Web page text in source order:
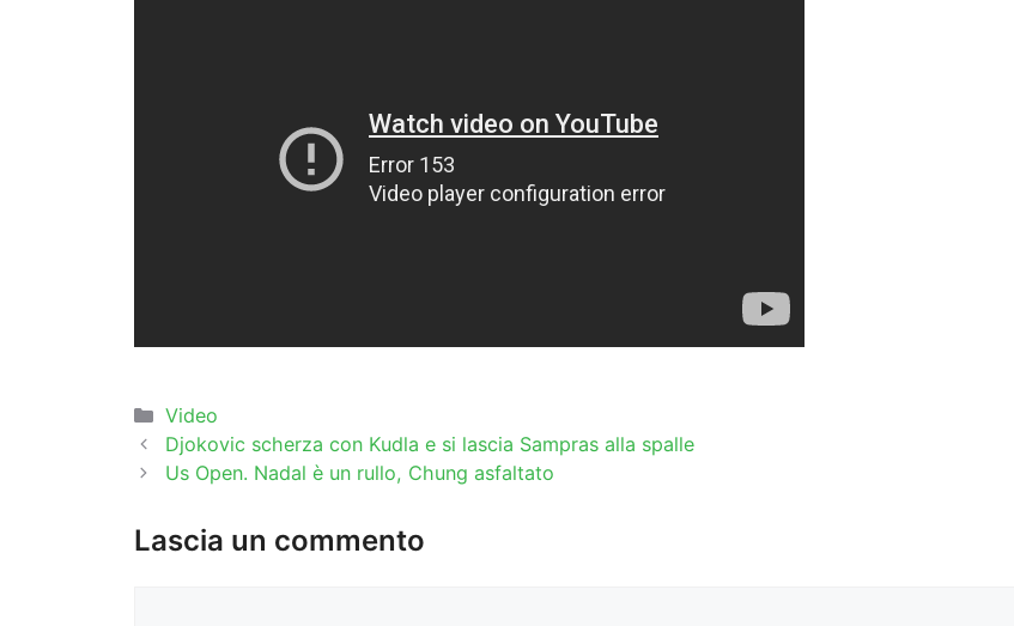
Categorie
Video
Djokovic scherza con Kudla e si lascia Sampras alla spalle
Us Open. Nadal è un rullo, Chung asfaltato
Lascia un commento